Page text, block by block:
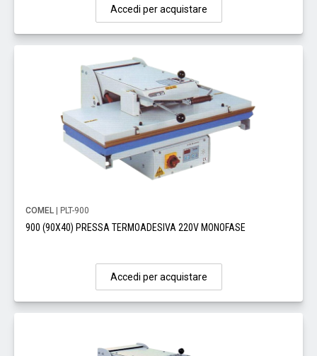
Accedi per acquistare
COMEL | PLT-900
900 (90X40) PRESSA TERMOADESIVA 220V MONOFASE
Accedi per acquistare